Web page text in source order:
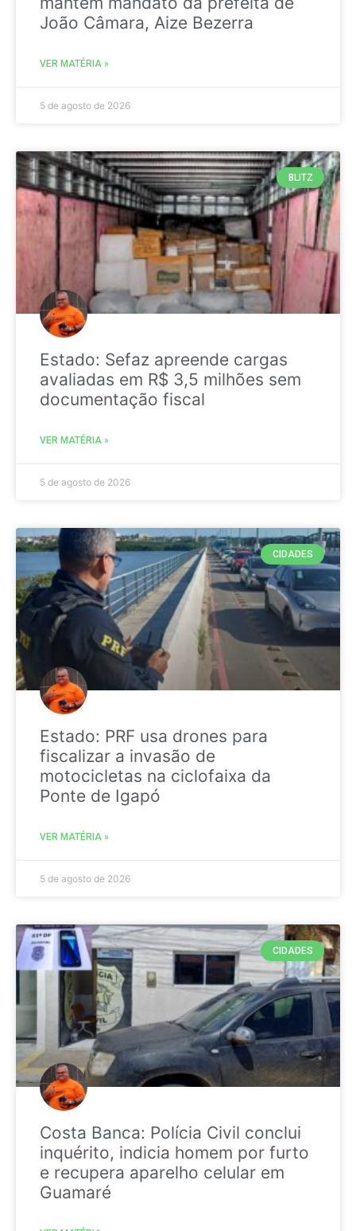
João Câmara, Aize Bezerra
VER MATÉRIA »
5 de agosto de 2026
BLITZ
Estado: Sefaz apreende cargas
avaliadas em R$ 3,5 milhões sem
documentação fiscal
VER MATÉRIA »
5 de agosto de 2026
CIDADES
Estado: PRF usa drones para
fiscalizar a invasão de
motocicletas na ciclofaixa da
Ponte de Igapó
VER MATÉRIA »
5 de agosto de 2026
CIDADES
Costa Banca: Polícia Civil conclui
inquérito, indicia homem por furto
e recupera aparelho celular em
Guamaré